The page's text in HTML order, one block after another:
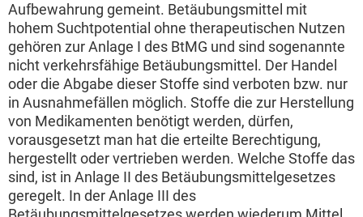
Aufbewahrung gemeint. Betäubungsmittel mit
hohem Suchtpotential ohne therapeutischen Nutzen
gehören zur Anlage I des BtMG und sind sogenannte
nicht verkehrsfähige Betäubungsmittel. Der Handel
oder die Abgabe dieser Stoffe sind verboten bzw. nur
in Ausnahmefällen möglich. Stoffe die zur Herstellung
von Medikamenten benötigt werden, dürfen,
vorausgesetzt man hat die erteilte Berechtigung,
hergestellt oder vertrieben werden. Welche Stoffe das
sind, ist in Anlage II des Betäubungsmittelgesetzes
geregelt. In der Anlage III des